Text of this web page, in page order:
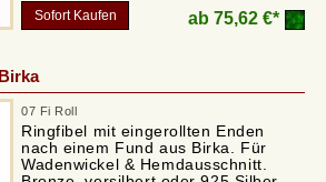
Sofort Kaufen ab 75,62 €*
07 Fi Roll
Ringfibel mit eingerollten Enden
nach einem Fund aus Birka. Für
Wadenwickel & Hemdausschnitt.